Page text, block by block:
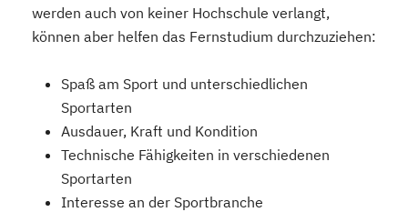
werden auch von keiner Hochschule verlangt,
können aber helfen das Fernstudium durchzuziehen:
Spaß am Sport und unterschiedlichen
Sportarten
Ausdauer, Kraft und Kondition
Technische Fähigkeiten in verschiedenen
Sportarten
Interesse an der Sportbranche